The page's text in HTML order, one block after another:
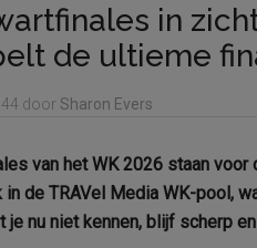
in
de ultieme
door Sharon Evers
van het WK 2026 staan
in de TRAVel Media WK-pool,
je nu niet kennen, blijf scherp